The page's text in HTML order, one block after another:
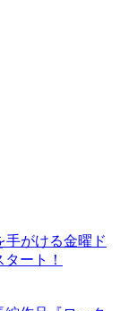
手がける金曜ド
ート！